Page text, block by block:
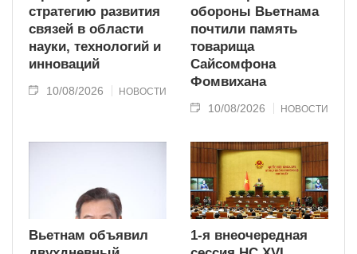
стратегию развития
связей в области
науки, технологий и
инноваций
10/08/2026 НОВОСТИ
обороны Вьетнама
почтили память
товарища
Сайсомфона
Фомвихана
10/08/2026 НОВОСТИ
Вьетнам объявил
1-я внеочередная